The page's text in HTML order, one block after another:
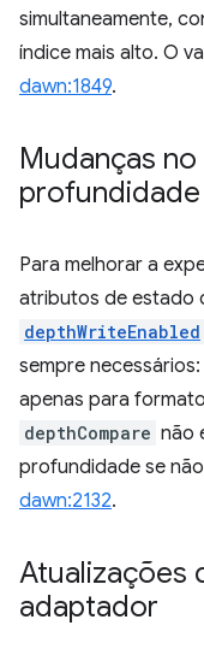
simultaneamente,
índice mais alto. O
dawn:1849.
Mudanças
profundidade
Para melhorar a
atributos de estado
depthWriteEnabled
sempre necessários:
apenas para
depthCompare não
profundidade se
dawn:2132.
Atualizações
adaptador